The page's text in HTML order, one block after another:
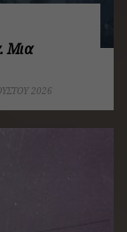
Mια
2026